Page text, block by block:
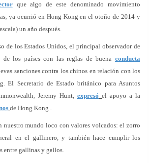
que algo de este denominado movimiento
ya ocurrió en Hong Kong en el otoño de 2014 y
un año después.
de los Estados Unidos, el principal observador de
los países con las reglas de buena conducta
sanciones contra los chinos en relación con los
El Secretario de Estado británico para Asuntos
Jeremy Hunt, expresó el apoyo a la
de Hong Kong .
nuestro mundo loco con valores volcados: el zorro
en el gallinero, y también hace cumplir los
entre gallinas y gallos.